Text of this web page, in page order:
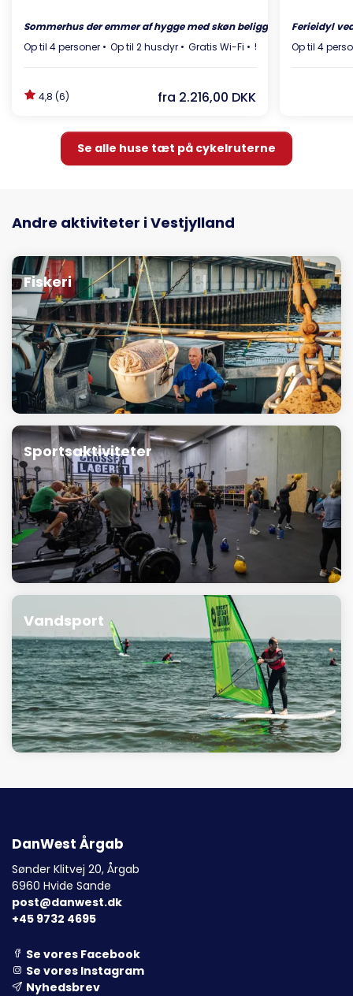
Sommerhus der emmer af hygge med skøn beliggenhed
Op til 4 personer
Op til 2 husdyr Gratis Wi-Fi 5 km til butik
4,8 (6) fra 2.216,00 DKK
Ferieidyl
Op til 4
Se alle huse tæt på cykelruterne
Andre aktiviteter i Vestjylland
Fiskeri
Sportsaktiviteter
Vandsport
DanWest Årgab
Sønder Klitvej 20, Årgab
6960 Hvide Sande
post@danwest.dk
+45 9732 4695
Se vores Facebook
Se vores Instagram
Nyhedsbrev